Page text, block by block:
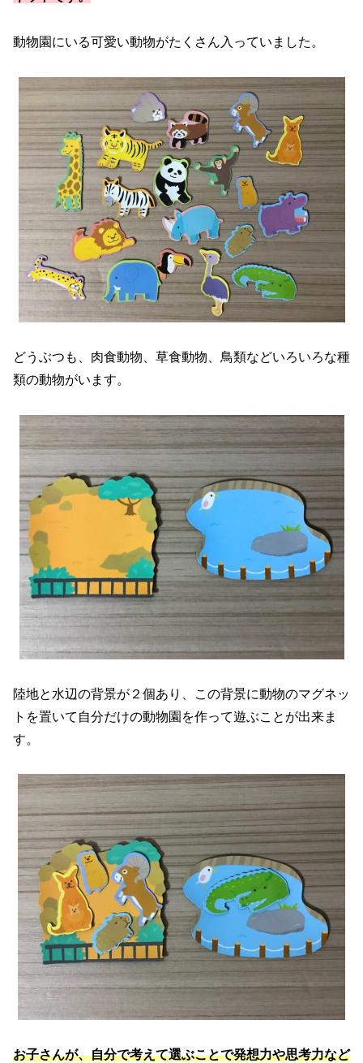
動物園にいる可愛い動物がたくさん入っていました。
どうぶつも、肉食動物、草食動物、鳥類などいろいろな種
類の動物がいます。
陸地と水辺の背景が２個あり、この背景に動物のマグネッ
トを置いて自分だけの動物園を作って遊ぶことが出来ま
す。
お子さんが、自分で考えて選ぶことで発想力や思考力など